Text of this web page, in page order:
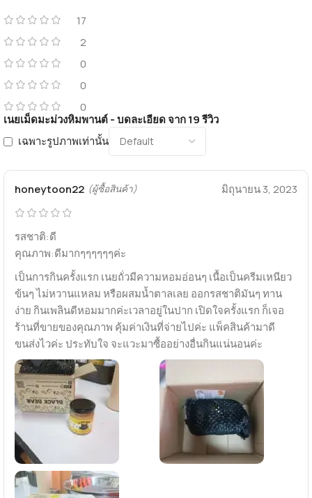
17
2
0
0
0
เนยเม็ดมะม่วงหิมพานต์ - บดละเอียดจาก 19 รีวิว
เฉพาะรูปภาพเท่านั้น
honeytoon22 (ผู้ซื้อสินค้า) มิถุนายน 3, 2023
รสชาติ:ดี
คุณภาพ:ดีมากๆๆๆๆๆๆค่ะ
เป็นการกินครั้งแรก เนยถั่วมีความหอมอ่อนๆ เนื้อเป็นครีมเหนียว
ข้นๆ ไม่หวานแหลม หรือผสมน้ำตาลเลย ออกรสชาติมันๆ ทาน
ง่าย กินเพลินดีหอมมากค่ะเวลาอยู่ในปาก เปิดใจครั้งแรก ก็เจอ
ร้านที่ขายของคุณภาพ คุ้มค่าเงินที่จ่ายไปค่ะ แพ็คสินค้ามาดี
ขนส่งไวค่ะ ประทับใจ จะแวะมาซื้ออย่างอื่นกินแน่นอนค่ะ